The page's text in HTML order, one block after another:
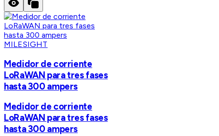
MILESIGHT
Medidor de corriente
LoRaWAN para tres fases
hasta 300 ampers
Medidor de corriente
LoRaWAN para tres fases
hasta 300 ampers